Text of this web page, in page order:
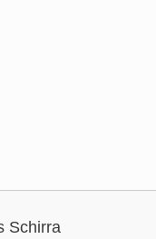
Schirra